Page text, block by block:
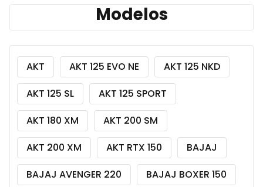
Modelos
AKT AKT 125 EVO NE
AKT 125 NKD
AKT 125 SL
AKT 125 SPORT
AKT 180 XM
AKT 200 SM
AKT 200 XM
AKT RTX 150
BAJAJ
BAJAJ AVENGER 220
BAJAJ BOXER 150